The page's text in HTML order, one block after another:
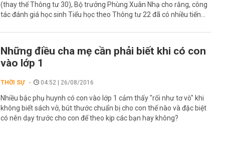
(thay thế Thông tư 30), Bộ trưởng Phùng Xuân Nhạ cho rằng, công
tác đánh giá học sinh Tiểu học theo Thông tư 22 đã có nhiều tiến...
Những điều cha mẹ cần phải biết khi có con
vào lớp 1
THỜI SỰ 04:52 | 26/08/2016
Nhiều bậc phụ huynh có con vào lớp 1 cảm thấy "rối như tơ vò" khi
không biết sách vở, bút thước chuẩn bị cho con thế nào và đặc biệt
có nên dạy trước cho con để theo kịp các bạn hay không?